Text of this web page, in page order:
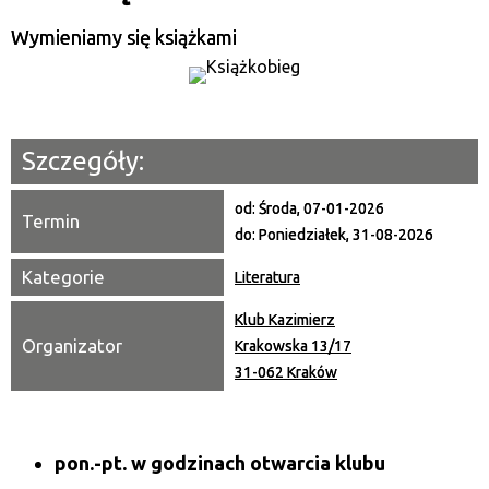
Trwające w zakresie
Organizator
Promowane
Wymieniamy się książkami
Szczegóły:
Termin
od: Środa, 07-01-2026
do: Poniedziałek, 31-08-2026
Kategorie Literatura
Organizator
Klub Kazimierz
Krakowska 13/17
31-062 Kraków
pon.-pt. w godzinach otwarcia klubu